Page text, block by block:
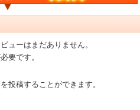
ューはまだありません。
要です。
投稿することができます。